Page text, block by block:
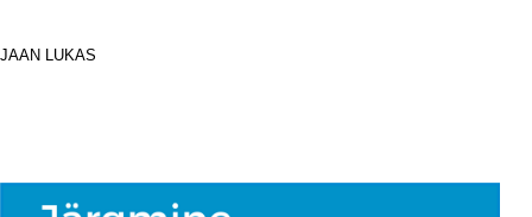
JAAN LUKAS